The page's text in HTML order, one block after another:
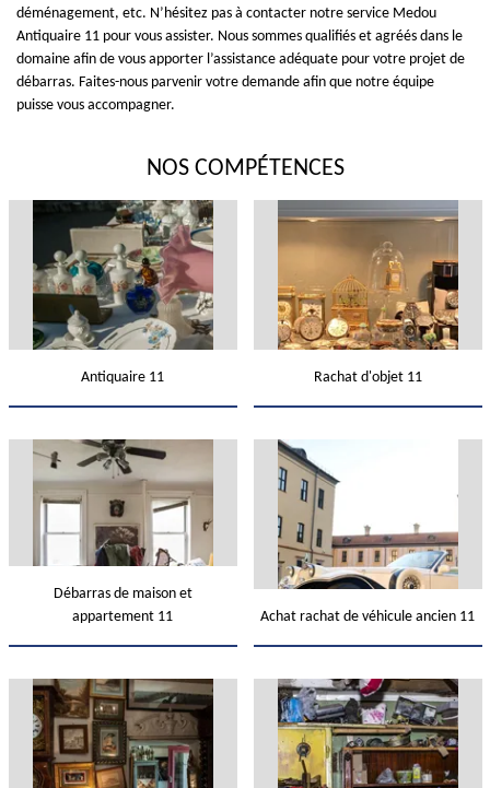
déménagement, etc. N’hésitez pas à contacter notre service Medou
Antiquaire 11 pour vous assister. Nous sommes qualifiés et agréés dans le
domaine afin de vous apporter l’assistance adéquate pour votre projet de
débarras. Faites-nous parvenir votre demande afin que notre équipe
puisse vous accompagner.
NOS COMPÉTENCES
Antiquaire 11 Rachat d'objet 11
Débarras de maison et
appartement 11
Achat rachat de véhicule ancien 11